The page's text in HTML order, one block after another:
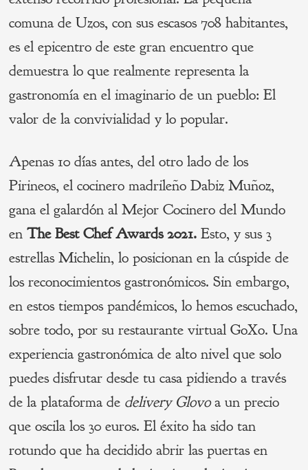
comuna de Uzos, con sus escasos 708 habitantes,
es el epicentro de este gran encuentro que
demuestra lo que realmente representa la
gastronomía en el imaginario de un pueblo: El
valor de la convivialidad y lo popular.
Apenas 10 días antes, del otro lado de los
Pirineos, el cocinero madrileño Dabiz Muñoz,
gana el galardón al Mejor Cocinero del Mundo
enThe Best Chef Awards 2021.Esto, y sus 3
estrellas Michelin, lo posicionan en la cúspide de
los reconocimientos gastronómicos. Sin embargo,
en estos tiempos pandémicos, lo hemos escuchado,
sobre todo, por su restaurante virtual GoXo. Una
experiencia gastronómica de alto nivel que solo
puedes disfrutar desde tu casa pidiendo a través
de la plataforma de delivery Glovoa un precio
que oscila los 30 euros. El éxito ha sido tan
rotundo que ha decidido abrir las puertas en